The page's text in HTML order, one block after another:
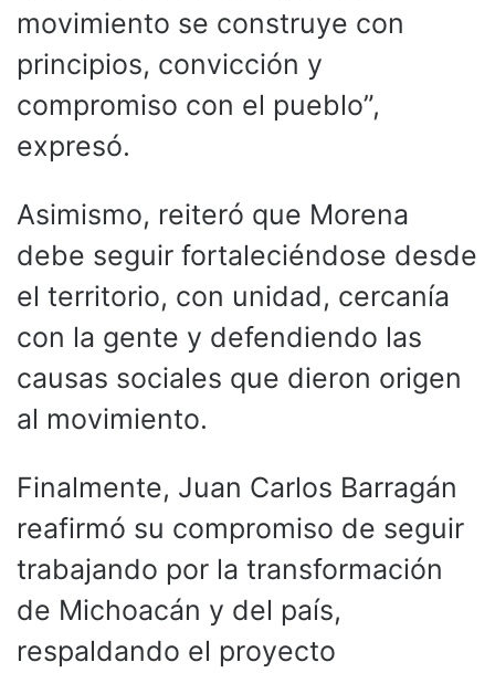
movimiento se construye con
principios, convicción y
compromiso con el pueblo”,
expresó.
Asimismo, reiteró que Morena
debe seguir fortaleciéndose desde
el territorio, con unidad, cercanía
con la gente y defendiendo las
causas sociales que dieron origen
al movimiento.
Finalmente, Juan Carlos Barragán
reafirmó su compromiso de seguir
trabajando por la transformación
de Michoacán y del país,
respaldando el proyecto